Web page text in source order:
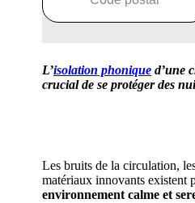
L’isolation phonique d’une
crucial de se protéger des
Les bruits de la circulation,
matériaux innovants existent
environnement calme et